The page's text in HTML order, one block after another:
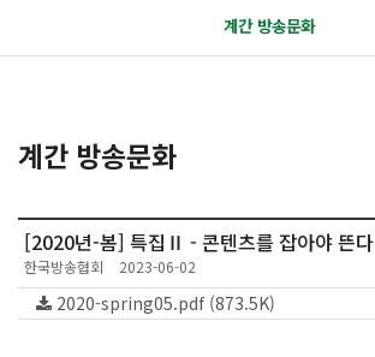
계간 방송문화
계간 방송문화
[2020년-봄] 특집Ⅱ - 콘텐츠를 잡아야 뜬다
한국방송협회 2023-06-02
2020-spring05.pdf (873.5K)